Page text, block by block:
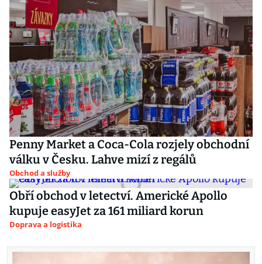
Penny Market a Coca-Cola rozjely obchodní
válku v Česku. Lahve mizí z regálů
Obchod a služby
Obří obchod v letectví. Americké Apollo
kupuje easyJet za 161 miliard korun
Doprava a logistika